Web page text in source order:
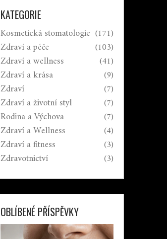
KATEGORIE
Kosmetická stomatologie (171)
Zdraví a péče (103)
Zdraví a wellness (41)
Zdraví a krása (9)
Zdraví (7)
Zdraví a životní styl (7)
Rodina a Výchova (7)
Zdraví a Wellness (4)
Zdraví a fitness (3)
Zdravotnictví (3)
OBLÍBENÉ PŘÍSPĚVKY